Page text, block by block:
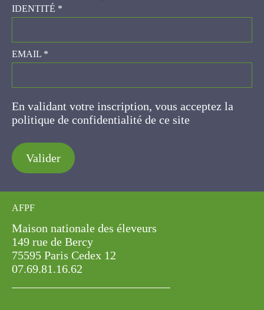
IDENTITÉ *
EMAIL *
En validant votre inscription, vous acceptez la
politique de confidentialité de ce site
Valider
AFPF
Maison nationale des éleveurs
149 rue de Bercy
75595 Paris Cedex 12
07.69.81.16.62